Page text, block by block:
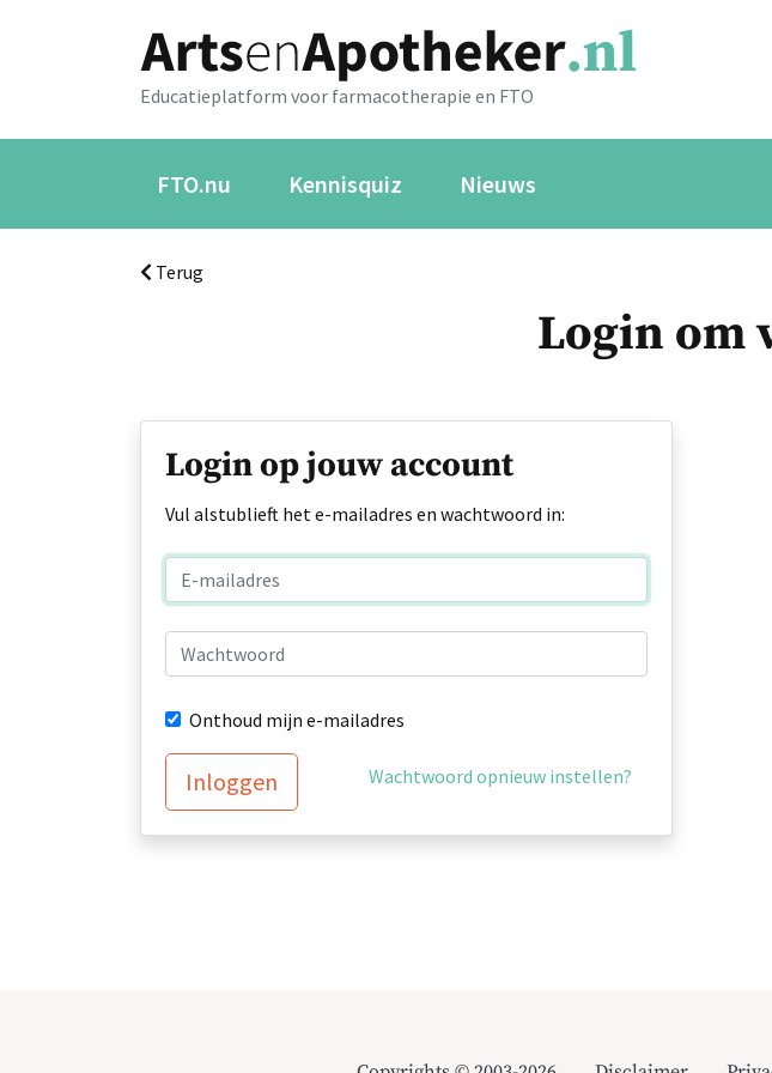
Educatieplatform voor farmacotherapie en FTO
FTO.nu Kennisquiz Nieuws
Terug
Login om
Login op jouw account
Vul alstublieft het e-mailadres en wachtwoord in:
Onthoud mijn e-mailadres
Inloggen Wachtwoord opnieuw instellen?